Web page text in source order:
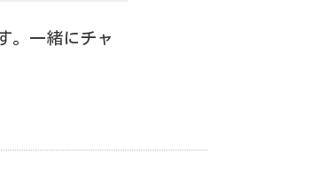
。一緒にチャ